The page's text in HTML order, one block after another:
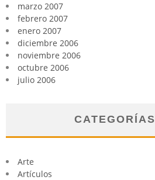
marzo 2007
febrero 2007
enero 2007
diciembre 2006
noviembre 2006
octubre 2006
julio 2006
CATEGORÍAS
Arte
Artículos